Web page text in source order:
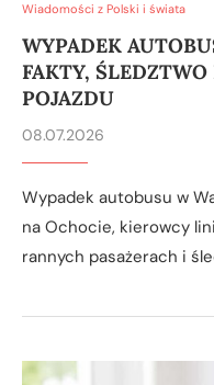
Wiadomości z Polski i świata
WYPADEK
FAKTY,
POJAZDU
08.07.2026
Wypadek autobusu w
na Ochocie, kierowcy
rannych pasażerach i